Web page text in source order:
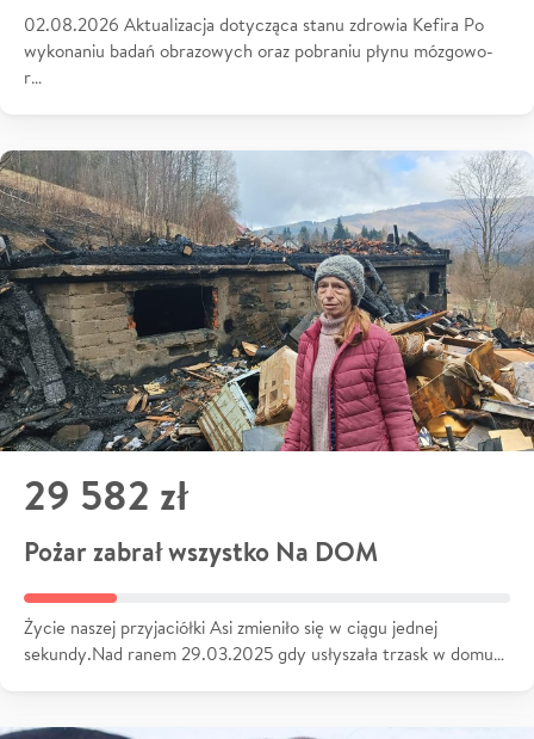
02.08.2026 Aktualizacja dotycząca stanu zdrowia Kefira Po
wykonaniu badań obrazowych oraz pobraniu płynu mózgowo-
r…
29 582 zł
Pożar zabrał wszystko Na DOM
Życie naszej przyjaciółki Asi zmieniło się w ciągu jednej
sekundy.Nad ranem 29.03.2025 gdy usłyszała trzask w domu…